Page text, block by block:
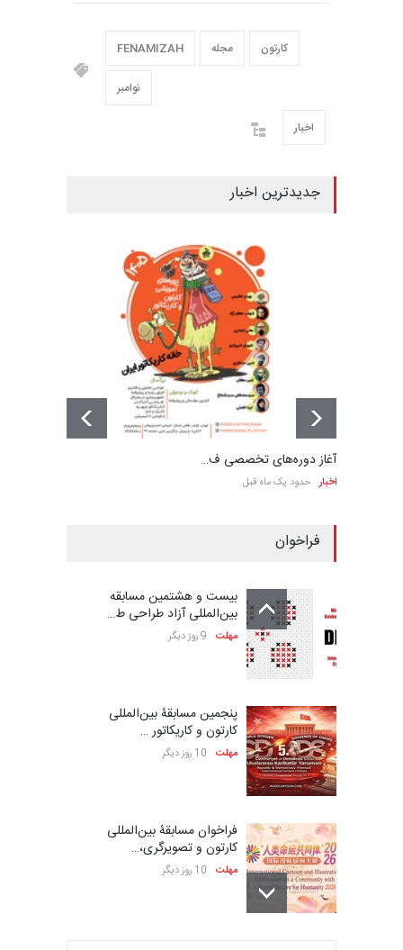
FENAMIZAH مجله کارتون
نوامبر
اخبار
جدیدترین اخبار
آغاز دوره‌های تخصصی ف…
اخبار حدود یک ماه قبل
فراخوان
بیست و هشتمین مسابقه
بین‌المللی آزاد طراحی ط…
مهلت 9 روز دیگر
پنجمین مسابقۀ بین‌المللی
کارتون و کاریکاتور …
مهلت 10 روز دیگر
فراخوان مسابقۀ بین‌المللی
کارتون و تصویرگری،…
مهلت 10 روز دیگر